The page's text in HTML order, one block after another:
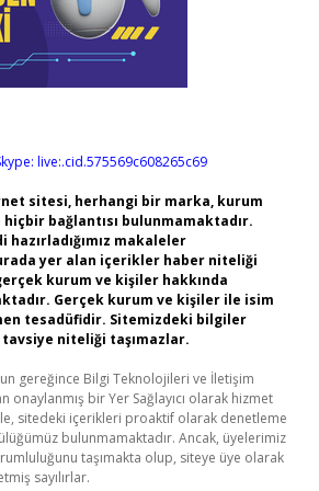
live:.cid.575569c608265c69
sitesi, herhangi bir marka, kurum
bağlantısı bulunmamaktadır.
hazırladığımız makaleler
yer alan içerikler haber niteliği
kurum ve kişiler hakkında
Gerçek kurum ve kişiler ile isim
tesadüfidir. Sitemizdeki bilgiler
niteliği taşımazlar.
gereğince Bilgi Teknolojileri ve İletişim
onaylanmış bir Yer Sağlayıcı olarak hizmet
sitedeki içerikleri proaktif olarak denetleme
bulunmamaktadır. Ancak, üyelerimiz
taşımakta olup, siteye üye olarak
sayılırlar.